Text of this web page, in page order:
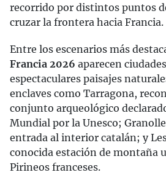
recorrido por distintos puntos
cruzar la frontera hacia Francia.
Entre los escenarios más
Francia 2026 aparecen
espectaculares paisajes
enclaves como Tarragona,
conjunto arqueológico
Mundial por la Unesco;
entrada al interior catalán; y
conocida estación de montaña
Pirineos franceses.